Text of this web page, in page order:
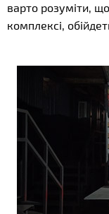
варто розуміти,
комплексі,